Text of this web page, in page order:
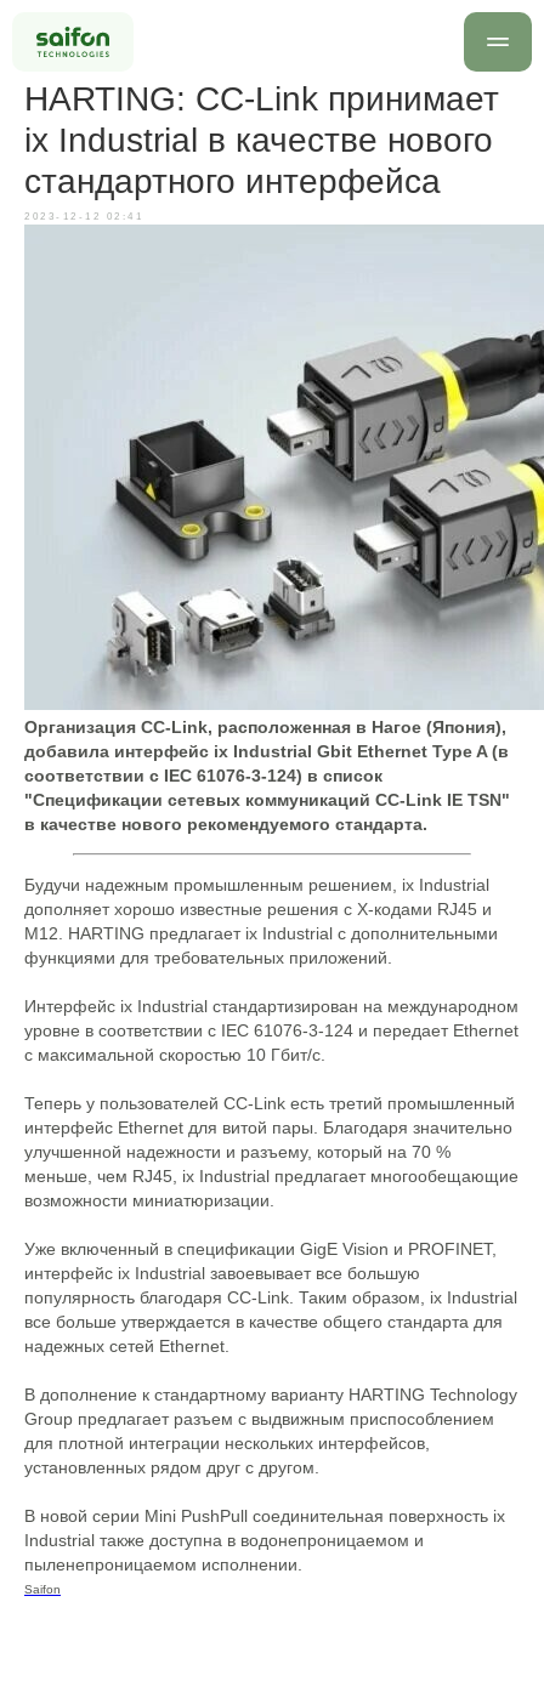
+7 499
Оставить заявку
HARTING: CC-Link принимает
ix Industrial в качестве нового
стандартного интерфейса
2023-12-12 02:41
Организация CC-Link, расположенная в Нагое (Япония),
добавила интерфейс ix Industrial Gbit Ethernet Type A (в
соответствии с IEC 61076-3-124) в список
"Спецификации сетевых коммуникаций CC-Link IE TSN"
в качестве нового рекомендуемого стандарта.
Будучи надежным промышленным решением, ix Industrial
дополняет хорошо известные решения с Х-кодами RJ45 и
M12. HARTING предлагает ix Industrial с дополнительными
функциями для требовательных приложений.
Интерфейс ix Industrial стандартизирован на международном
уровне в соответствии с IEC 61076-3-124 и передает Ethernet
с максимальной скоростью 10 Гбит/с.
Теперь у пользователей CC-Link есть третий промышленный
интерфейс Ethernet для витой пары. Благодаря значительно
улучшенной надежности и разъему, который на 70 %
меньше, чем RJ45, ix Industrial предлагает многообещающие
возможности миниатюризации.
Уже включенный в спецификации GigE Vision и PROFINET,
интерфейс ix Industrial завоевывает все большую
популярность благодаря CC-Link. Таким образом, ix Industrial
все больше утверждается в качестве общего стандарта для
надежных сетей Ethernet.
В дополнение к стандартному варианту HARTING Technology
Group предлагает разъем с выдвижным приспособлением
для плотной интеграции нескольких интерфейсов,
установленных рядом друг с другом.
В новой серии Mini PushPull соединительная поверхность ix
Industrial также доступна в водонепроницаемом и
пыленепроницаемом исполнении.
Saifon